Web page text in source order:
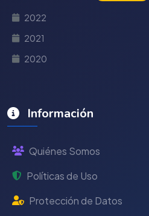
2022
2021
2020
Información
Quiénes Somos
Políticas de Uso
Protección de Datos